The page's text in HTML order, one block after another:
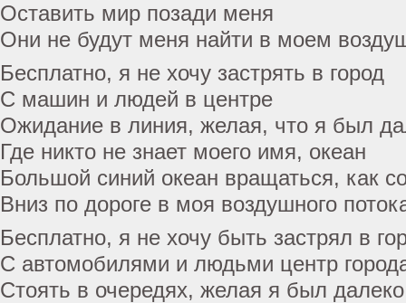
Оставить мир позади меня
Они не будут меня найти в моем
Бесплатно, я не хочу застрять в город
С машин и людей в центре
Ожидание в линия, желая, что я был
Где никто не знает моего имя, океан
Большой синий океан вращаться, как
Вниз по дороге в моя воздушного
Бесплатно, я не хочу быть застрял в
С автомобилями и людьми центр
Стоять в очередях, желая я был